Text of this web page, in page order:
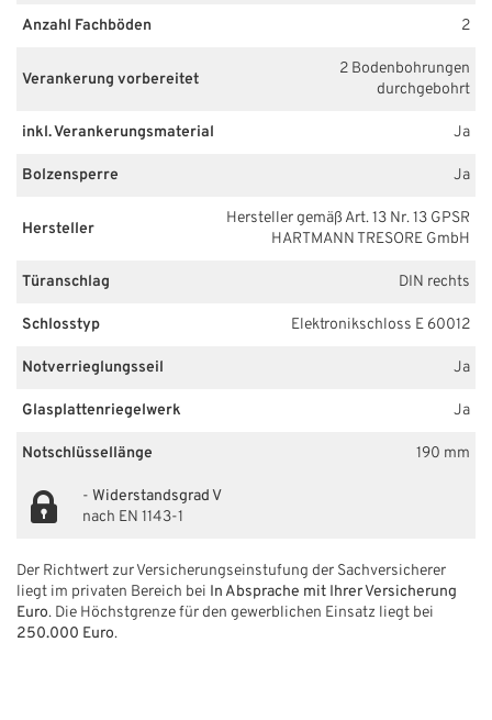
Anzahl Fachböden 2
Verankerung vorbereitet
2 Bodenbohrungen
durchgebohrt
inkl. Verankerungsmaterial Ja
Bolzensperre Ja
Hersteller
Hersteller gemäß Art. 13 Nr. 13 GPSR
HARTMANN TRESORE GmbH
Türanschlag DIN rechts
Schlosstyp Elektronikschloss E 60012
Notverrieglungsseil Ja
Glasplattenriegelwerk Ja
Notschlüssellänge 190 mm
- Widerstandsgrad V
nach EN 1143-1
Der Richtwert zur Versicherungseinstufung der Sachversicherer
liegt im privaten Bereich bei In Absprache mit Ihrer Versicherung
Euro. Die Höchstgrenze für den gewerblichen Einsatz liegt bei
250.000 Euro.